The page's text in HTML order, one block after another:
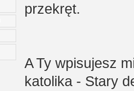
przekręt.
A Ty wpisujesz
katolika - Stary